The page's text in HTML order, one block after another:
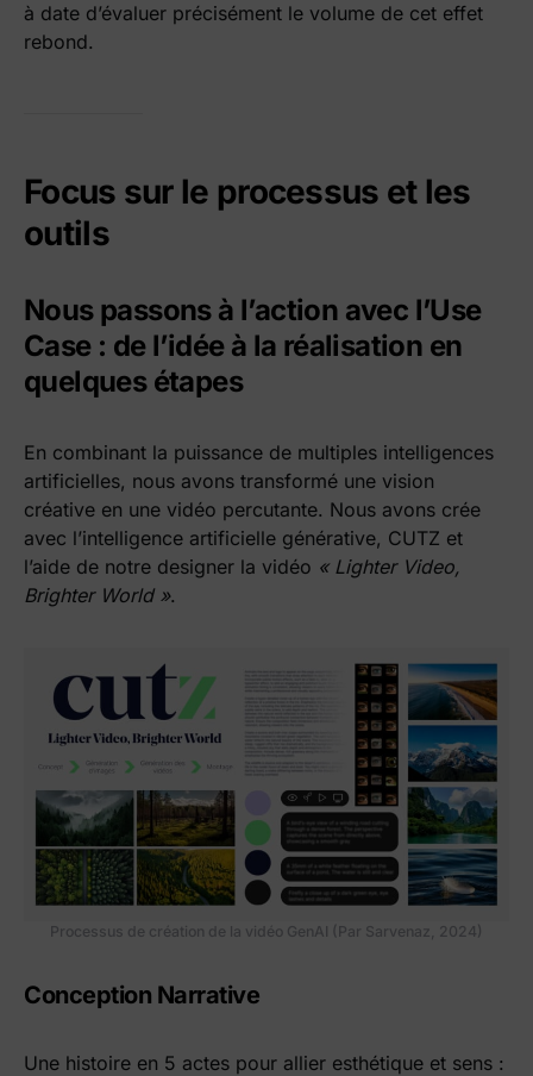
à date d’évaluer précisément le volume de cet effet
rebond.
Focus sur le processus et les
outils
Nous passons à l’action avec l’Use
Case : de l’idée à la réalisation en
quelques étapes
En combinant la puissance de multiples intelligences
artificielles, nous avons transformé une vision
créative en une vidéo percutante. Nous avons crée
avec l’intelligence artificielle générative, CUTZ et
l’aide de notre designer la vidéo « Lighter Video,
Brighter World ».
Processus de création de la vidéo GenAI (Par Sarvenaz, 2024)
Conception Narrative
Une histoire en 5 actes pour allier esthétique et sens :